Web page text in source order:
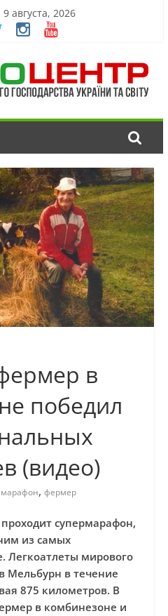
августа, 2026
в
победил
(видео)
марафон, фермер
супермарафон,
из самых
Легкоатлеты мирового
Мельбурн в течение
875 километров. В
в комбинезоне и